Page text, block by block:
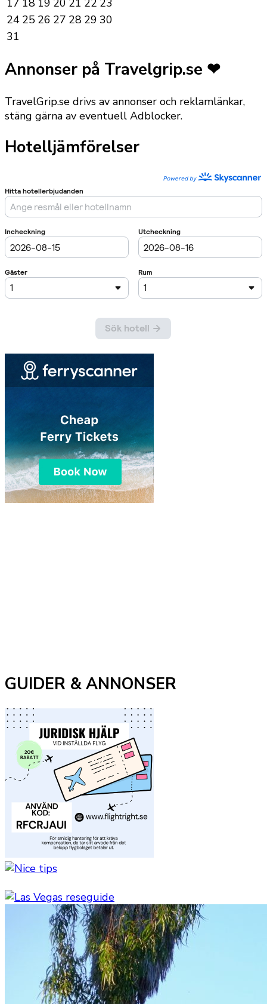
24 25 26 27 28 29 30
31
Annonser på Travelgrip.se ❤
TravelGrip.se drivs av annonser och reklamlänkar,
stäng gärna av eventuell Adblocker.
Hotelljämförelser
GUIDER & ANNONSER